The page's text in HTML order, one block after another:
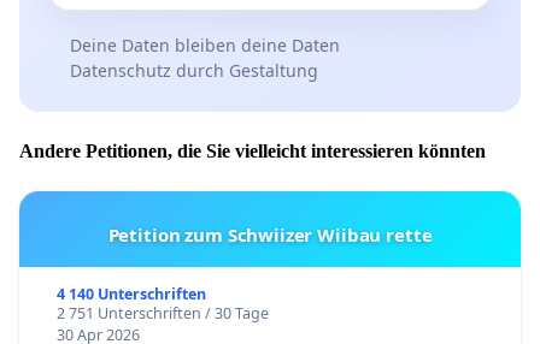
Deine Daten bleiben deine Daten
Datenschutz durch Gestaltung
Andere Petitionen, die Sie vielleicht interessieren könnten
Petition zum Schwiizer Wiibau rette
4 140 Unterschriften
2 751 Unterschriften / 30 Tage
30 Apr 2026